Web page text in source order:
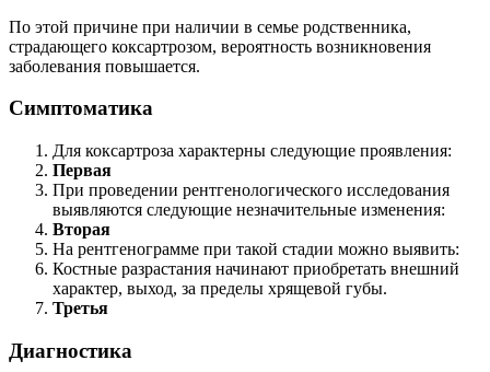
По этой причине при наличии в семье родственника,
страдающего коксартрозом, вероятность возникновения
заболевания повышается.
Симптоматика
Для коксартроза характерны следующие проявления:
Первая
При проведении рентгенологического исследования
выявляются следующие незначительные изменения:
Вторая
На рентгенограмме при такой стадии можно выявить:
Костные разрастания начинают приобретать внешний
характер, выход, за пределы хрящевой губы.
Третья
Диагностика